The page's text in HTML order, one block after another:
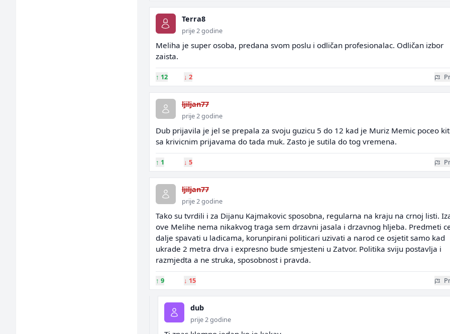
Terra8
prije 2 godine
Meliha je super osoba, predana svom poslu i odličan profesionalac. Odličan izbor
zaista.
↑ 12 ↓ 2
ljiljan77
prije 2 godine
Dub prijavila je jel se prepala za svoju guzicu 5 do 12 kad je Muriz Memic poceo
sa krivicnim prijavama do tada muk. Zasto je sutila do tog vremena.
↑ 1 ↓ 5
ljiljan77
prije 2 godine
Tako su tvrdili i za Dijanu Kajmakovic sposobna, regularna na kraju na crnoj listi.
ove Melihe nema nikakvog traga sem drzavni jasala i drzavnog hljeba. Predmeti
dalje spavati u ladicama, korunpirani politicari uzivati a narod ce osjetit samo kad
ukrade 2 metra drva i expresno bude smjesteni u Zatvor. Politika sviju postavlja i
razmjedta a ne struka, sposobnost i pravda.
↑ 9 ↓ 15
dub
prije 2 godine